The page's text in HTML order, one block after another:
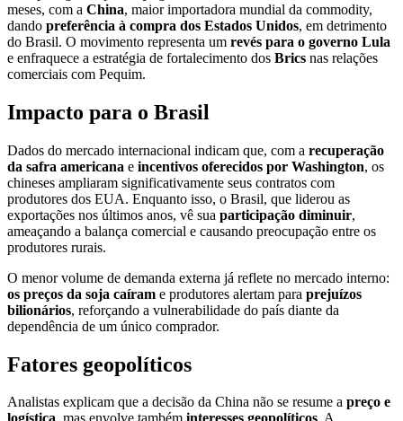
meses, com a China, maior importadora mundial da commodity,
dando preferência à compra dos Estados Unidos, em detrimento
do Brasil. O movimento representa um revés para o governo Lula
e enfraquece a estratégia de fortalecimento dos Brics nas relações
comerciais com Pequim.
Impacto para o Brasil
Dados do mercado internacional indicam que, com a recuperação
da safra americana e incentivos oferecidos por Washington, os
chineses ampliaram significativamente seus contratos com
produtores dos EUA. Enquanto isso, o Brasil, que liderou as
exportações nos últimos anos, vê sua participação diminuir,
ameaçando a balança comercial e causando preocupação entre os
produtores rurais.
O menor volume de demanda externa já reflete no mercado interno:
os preços da soja caíram e produtores alertam para prejuízos
bilionários, reforçando a vulnerabilidade do país diante da
dependência de um único comprador.
Fatores geopolíticos
Analistas explicam que a decisão da China não se resume a preço e